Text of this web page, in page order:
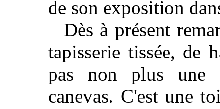
de son exposition
Dès à présent
tapisserie tissée, de
pas non plus une
canevas. C'est une